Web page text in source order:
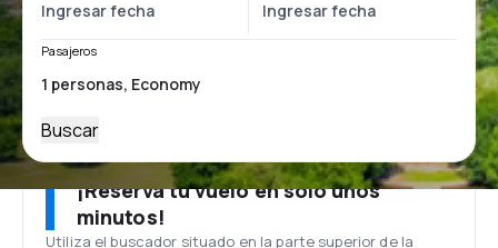
Pasajeros
Buscar
¡Reserva tu vuelo en solo unos
minutos!
Utiliza el buscador situado en la parte superior de la